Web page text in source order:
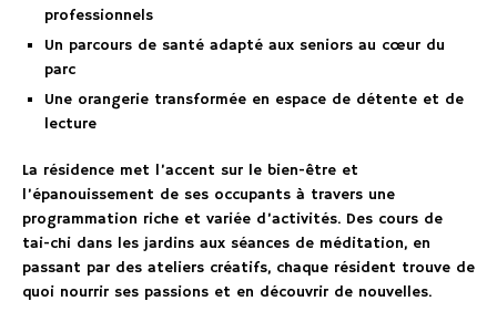
professionnels
Un parcours de santé adapté aux seniors au cœur du
parc
Une orangerie transformée en espace de détente et de
lecture
La résidence met l’accent sur le bien-être et
l’épanouissement de ses occupants à travers une
programmation riche et variée d’activités. Des cours de
tai-chi dans les jardins aux séances de méditation, en
passant par des ateliers créatifs, chaque résident trouve de
quoi nourrir ses passions et en découvrir de nouvelles.